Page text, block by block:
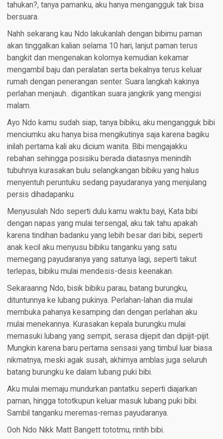
tahukan?, tanya pamanku, aku hanya mengangguk tak bisa
bersuara.
Nahh sekarang kau Ndo lakukanlah dengan bibimu paman
akan tinggalkan kalian selama 10 hari, lanjut paman terus
bangkit dan mengenakan kolornya kemudian kekamar
mengambil baju dan peralatan serta bekalnya terus keluar
rumah dengan penerangan senter. Suara langkah kakinya
perlahan menjauh.. digantikan suara jangkrik yang mengisi
malam.
Ayo Ndo kamu sudah siap, tanya bibiku, aku mengangguk bibi
menciumku aku hanya bisa mengikutinya saja karena bagiku
inilah pertama kali aku dicium wanita. Bibi mengajakku
rebahan sehingga posisiku berada diatasnya menindih
tubuhnya kurasakan bulu selangkangan bibiku yang halus
menyentuh peruntuku sedang payudaranya yang menjulang
persis dihadapanku.
Menyusulah Ndo seperti dulu kamu waktu bayi, Kata bibi
dengan napas yang mulai tersengal, aku tak tahu apakah
karena tindihan badanku yang lebih besar dari bibi, seperti
anak kecil aku menyusu bibiku tanganku yang satu
memegang payudaranya yang satunya lagi, seperti takut
terlepas, bibiku mulai mendesis-desis keenakan.
Sekaraanng Ndo, bisik bibiku parau, batang burungku,
dituntunnya ke lubang pukinya. Perlahan-lahan dia mulai
membuka pahanya kesamping dan dengan perlahan aku
mulai menekannya. Kurasakan kepala burungku mulai
memasuki lubang yang sempit, serasa dijepit dan dipijit-pijit.
Mungkin karena baru pertama sensasi yang timbul luar biasa
nikmatnya, meski agak susah, akhirnya amblas juga seluruh
batang burungku ke dalam lubang puki bibi.
Aku mulai memaju mundurkan pantatku seperti diajarkan
paman, hingga tototkupun keluar masuk lubang puki bibi.
Sambil tanganku meremas-remas payudaranya.
Ooh Ndo Nikk Matt Bangett tototmu, rintih bibi.